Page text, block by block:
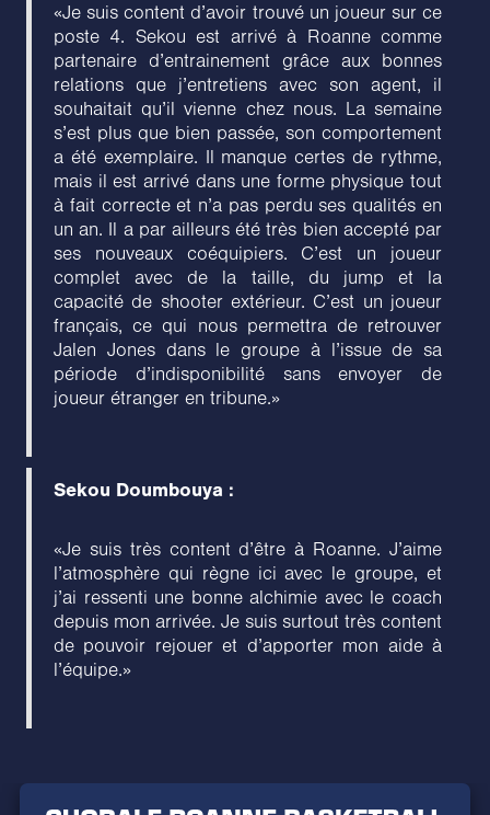
«Je suis content d’avoir trouvé un joueur sur ce
poste 4. Sekou est arrivé à Roanne comme
partenaire d’entrainement grâce aux bonnes
relations que j’entretiens avec son agent, il
souhaitait qu’il vienne chez nous. La semaine
s’est plus que bien passée, son comportement
a été exemplaire. Il manque certes de rythme,
mais il est arrivé dans une forme physique tout
à fait correcte et n’a pas perdu ses qualités en
un an. Il a par ailleurs été très bien accepté par
ses nouveaux coéquipiers. C’est un joueur
complet avec de la taille, du jump et la
capacité de shooter extérieur. C’est un joueur
français, ce qui nous permettra de retrouver
Jalen Jones dans le groupe à l’issue de sa
période d’indisponibilité sans envoyer de
joueur étranger en tribune.»
Sekou Doumbouya :
«Je suis très content d’être à Roanne. J’aime
l’atmosphère qui règne ici avec le groupe, et
j’ai ressenti une bonne alchimie avec le coach
depuis mon arrivée. Je suis surtout très content
de pouvoir rejouer et d’apporter mon aide à
l’équipe.»